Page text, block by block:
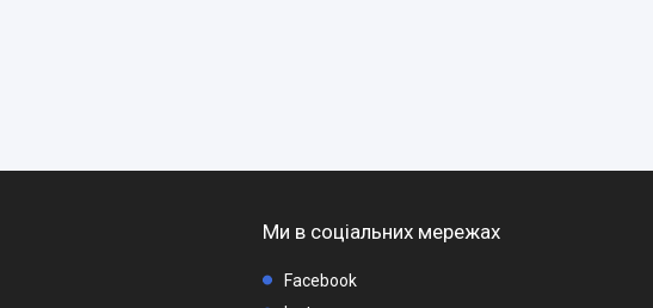
Ми в соціальних мережах
Facebook